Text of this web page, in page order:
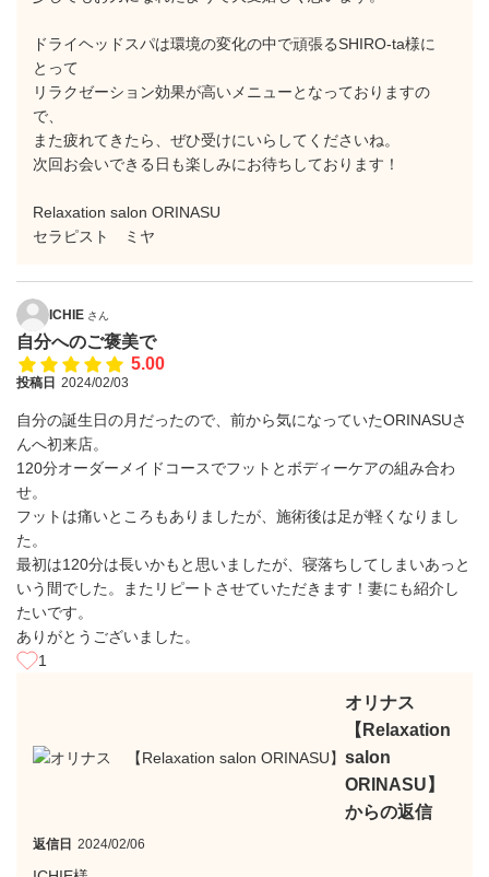
ドライヘッドスパは環境の変化の中で頑張るSHIRO-ta様に
とって
リラクゼーション効果が高いメニューとなっておりますの
で、
また疲れてきたら、ぜひ受けにいらしてくださいね。
次回お会いできる日も楽しみにお待ちしております！
Relaxation salon ORINASU
セラピスト ミヤ
ICHIE さん
自分へのご褒美で
5.00
投稿日 2024/02/03
自分の誕生日の月だったので、前から気になっていたORINASUさ
んへ初来店。
120分オーダーメイドコースでフットとボディーケアの組み合わ
せ。
フットは痛いところもありましたが、施術後は足が軽くなりまし
た。
最初は120分は長いかもと思いましたが、寝落ちしてしまいあっと
いう間でした。またリピートさせていただきます！妻にも紹介し
たいです。
ありがとうございました。
1
オリナス
【Relaxation
salon
ORINASU】
からの返信
返信日 2024/02/06